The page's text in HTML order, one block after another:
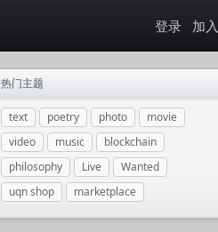
登录 加入
热门主题
text poetry photo
movie
video
music
blockchain
philosophy
Live
Wanted
uqn shop
marketplace